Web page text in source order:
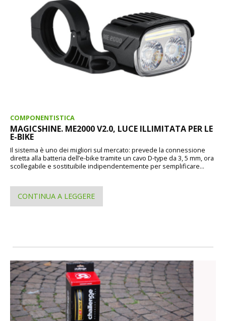
COMPONENTISTICA
MAGICSHINE. ME2000 V2.0, LUCE ILLIMITATA PER LE
E-BIKE
Il sistema è uno dei migliori sul mercato: prevede la connessione
diretta alla batteria dell’e-bike tramite un cavo D-type da 3, 5 mm, ora
scollegabile e sostituibile indipendentemente per semplificare...
CONTINUA A LEGGERE